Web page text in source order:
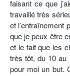
faisant ce que
travaillé très
et l’entraînement
que je peux être
et le fait que les
très tôt, du 10 au
pour moi un but.